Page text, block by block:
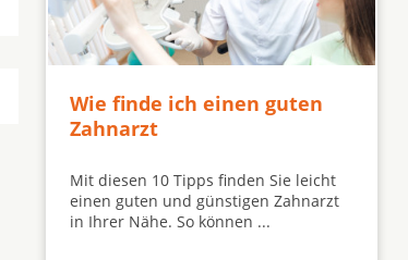
Wie finde ich einen guten
Zahnarzt
Mit diesen 10 Tipps finden Sie leicht
einen guten und günstigen Zahnarzt
in Ihrer Nähe. So können ...